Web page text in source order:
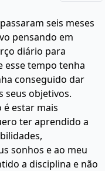
seis meses
pensando em
diário para
esse tempo tenha
conseguido dar
seus objetivos.
estar mais
ter aprendido a
sonhos e ao meu
a disciplina e não